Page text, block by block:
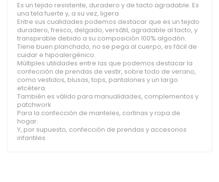
Es un tejido resistente, duradero y de tacto agradable. Es
una tela fuerte y, a su vez, ligera
Entre sus cualidades podemos destacar que es un tejido
duradero, fresco, delgado, versátil, agradable al tacto, y
transpirable debido a su composición 100% algodón.
Tiene buen planchado, no se pega al cuerpo, es fácil de
cuidar e hipoalergénico.
Múltiples utilidades entre las que podemos destacar la
confección de prendas de vestir, sobre todo de verano,
como vestidos, blusas, tops, pantalones y un largo
etcétera.
También es válido para manualidades, complementos y
patchwork
Para la confección de manteles, cortinas y ropa de
hogar.
Y, por supuesto, confección de prendas y accesorios
infantiles